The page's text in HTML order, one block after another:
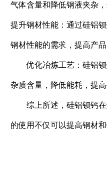
气体含量和降低钢液夹杂
提升钢材性能：通过硅铝
钢材性能的需求，提高产品
优化冶炼工艺：硅铝钡
杂质含量，降低能耗，提高
综上所述，硅铝钡钙在
的使用不仅可以提高钢材